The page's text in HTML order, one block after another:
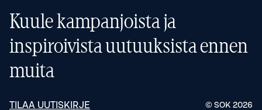
Kuule kampanjoista ja
inspiroivista uutuuksista ennen
muita
TILAA UUTISKIRJE © SOK 2026